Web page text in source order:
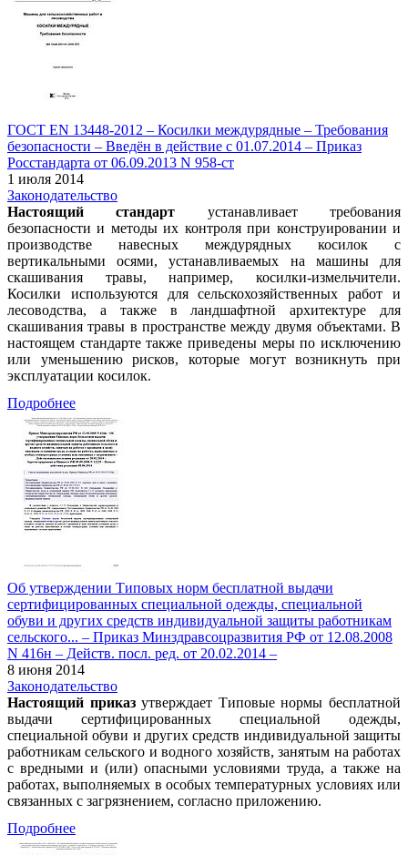
ГОСТ EN 13448-2012 – Косилки междурядные – Требования
безопасности – Введён в действие с 01.07.2014 – Приказ
Росстандарта от 06.09.2013 N 958-ст
1 июля 2014
Законодательство
Настоящий стандарт устанавливает требования
безопасности и методы их контроля при конструировании и
производстве навесных междурядных косилок с
вертикальными осями, устанавливаемых на машины для
скашивания травы, например, косилки-измельчители.
Косилки используются для сельскохозяйственных работ и
лесоводства, а также в ландшафтной архитектуре для
скашивания травы в пространстве между двумя объектами. В
настоящем стандарте также приведены меры по исключению
или уменьшению рисков, которые могут возникнуть при
эксплуатации косилок.
Подробнее
Об утверждении Типовых норм бесплатной выдачи
сертифицированных специальной одежды, специальной
обуви и других средств индивидуальной защиты работникам
сельского... – Приказ Минздравсоцразвития РФ от 12.08.2008
N 416н – Действ. посл. ред. от 20.02.2014 –
8 июня 2014
Законодательство
Настоящий приказутверждает Типовые нормы бесплатной
выдачи сертифицированных специальной одежды,
специальной обуви и других средств индивидуальной защиты
работникам сельского и водного хозяйств, занятым на работах
с вредными и (или) опасными условиями труда, а также на
работах, выполняемых в особых температурных условиях или
связанных с загрязнением, согласно приложению.
Подробнее